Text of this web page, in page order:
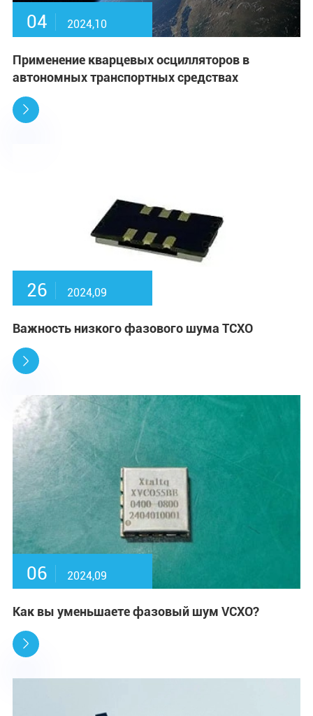
04 2024,10
Применение кварцевых осцилляторов в
автономных транспортных средствах

26 2024,09
Важность низкого фазового шума TCXO

06 2024,09
Как вы уменьшаете фазовый шум VCXO?
